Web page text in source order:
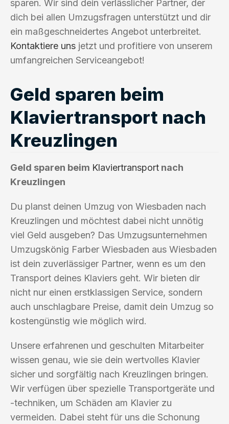
sparen. Wir sind dein verlässlicher Partner, der
dich bei allen Umzugsfragen unterstützt und dir
ein maßgeschneidertes Angebot unterbreitet.
Kontaktiere uns jetzt und profitiere von unserem
umfangreichen Serviceangebot!
Geld sparen beim
Klaviertransport nach
Kreuzlingen
Geld sparen beim Klaviertransport nach
Kreuzlingen
Du planst deinen Umzug von Wiesbaden nach
Kreuzlingen und möchtest dabei nicht unnötig
viel Geld ausgeben? Das Umzugsunternehmen
Umzugskönig Farber Wiesbaden aus Wiesbaden
ist dein zuverlässiger Partner, wenn es um den
Transport deines Klaviers geht. Wir bieten dir
nicht nur einen erstklassigen Service, sondern
auch unschlagbare Preise, damit dein Umzug so
kostengünstig wie möglich wird.
Unsere erfahrenen und geschulten Mitarbeiter
wissen genau, wie sie dein wertvolles Klavier
sicher und sorgfältig nach Kreuzlingen bringen.
Wir verfügen über spezielle Transportgeräte und
-techniken, um Schäden am Klavier zu
vermeiden. Dabei steht für uns die Schonung